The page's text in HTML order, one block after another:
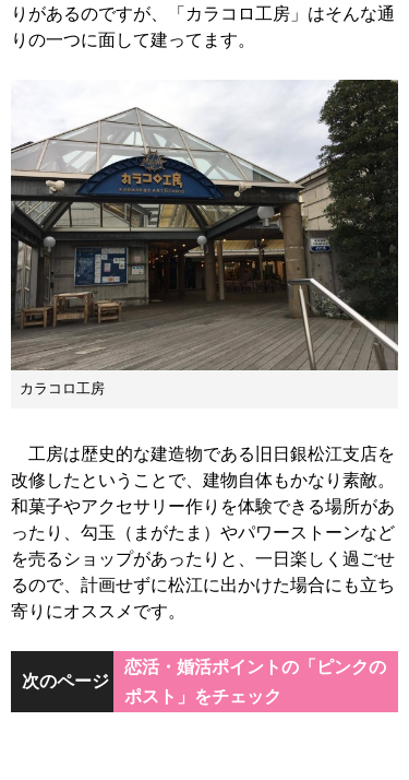
りがあるのですが、「カラコロ工房」はそんな通
りの一つに面して建ってます。
カラコロ工房
工房は歴史的な建造物である旧日銀松江支店を
改修したということで、建物自体もかなり素敵。
和菓子やアクセサリー作りを体験できる場所があ
ったり、勾玉（まがたま）やパワーストーンなど
を売るショップがあったりと、一日楽しく過ごせ
るので、計画せずに松江に出かけた場合にも立ち
寄りにオススメです。
次のページ
恋活・婚活ポイントの「ピンクの
ポスト」をチェック